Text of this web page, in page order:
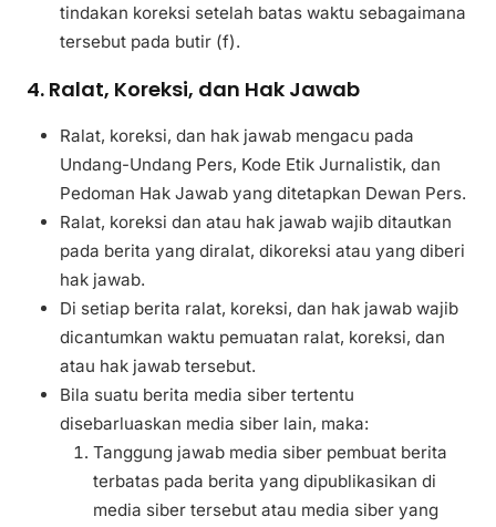
tindakan koreksi setelah batas waktu sebagaimana
tersebut pada butir (f).
4. Ralat, Koreksi, dan Hak Jawab
Ralat, koreksi, dan hak jawab mengacu pada
Undang-Undang Pers, Kode Etik Jurnalistik, dan
Pedoman Hak Jawab yang ditetapkan Dewan Pers.
Ralat, koreksi dan atau hak jawab wajib ditautkan
pada berita yang diralat, dikoreksi atau yang diberi
hak jawab.
Di setiap berita ralat, koreksi, dan hak jawab wajib
dicantumkan waktu pemuatan ralat, koreksi, dan
atau hak jawab tersebut.
Bila suatu berita media siber tertentu
disebarluaskan media siber lain, maka:
Tanggung jawab media siber pembuat berita
terbatas pada berita yang dipublikasikan di
media siber tersebut atau media siber yang